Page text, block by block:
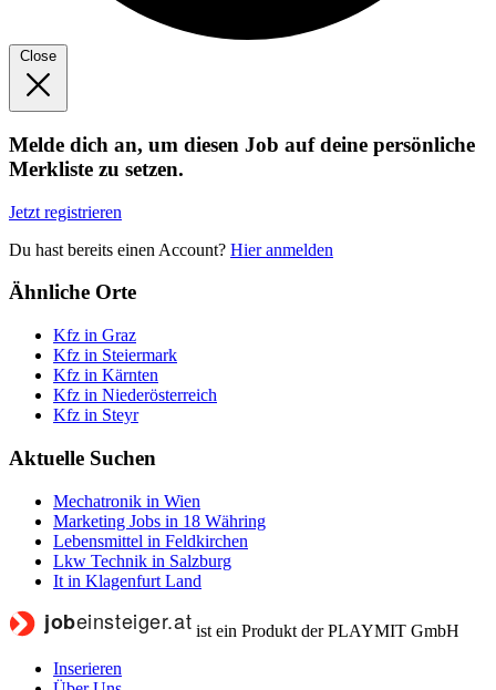
Close
Melde dich an, um diesen Job auf deine persönliche
Merkliste zu setzen.
Jetzt registrieren
Du hast bereits einen Account? Hier anmelden
Ähnliche Orte
Kfz in Graz
Kfz in Steiermark
Kfz in Kärnten
Kfz in Niederösterreich
Kfz in Steyr
Aktuelle Suchen
Mechatronik in Wien
Marketing Jobs in 18 Währing
Lebensmittel in Feldkirchen
Lkw Technik in Salzburg
It in Klagenfurt Land
ist ein Produkt der PLAYMIT GmbH
Inserieren